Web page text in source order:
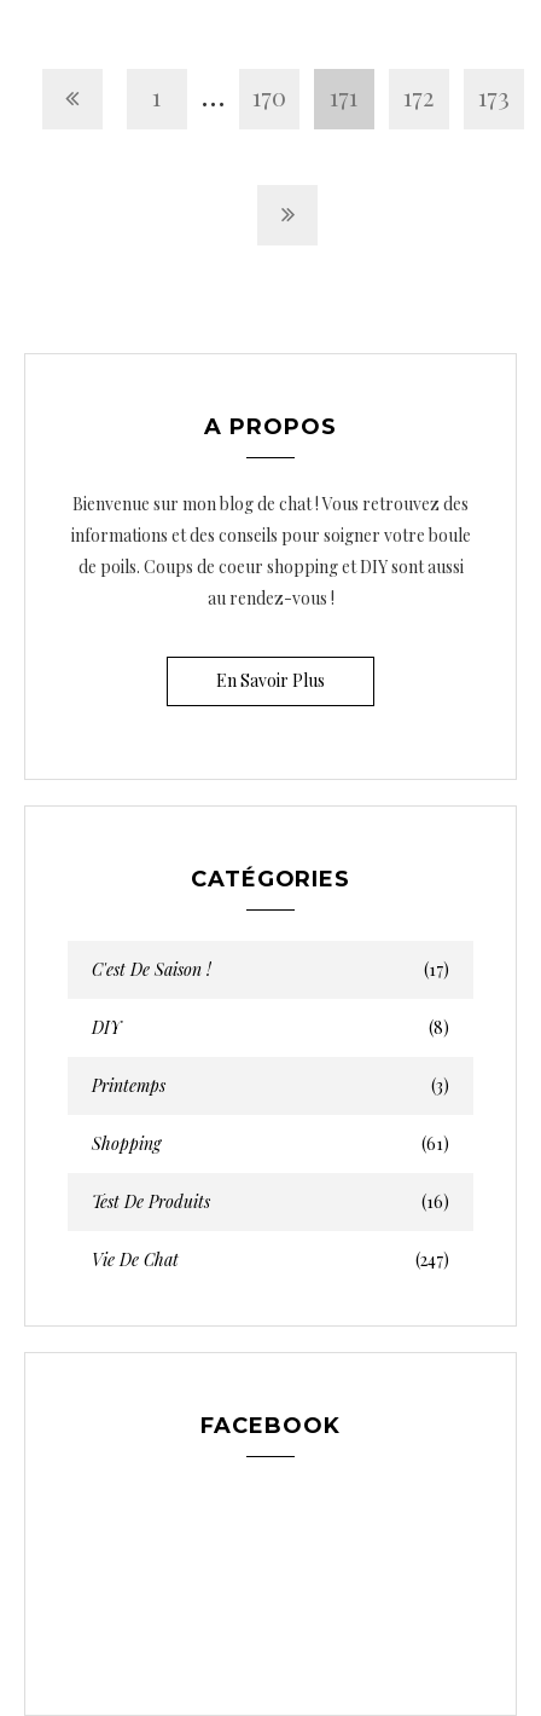
1 … 170 171 172 173
A PROPOS
Bienvenue sur mon blog de chat ! Vous retrouvez des
informations et des conseils pour soigner votre boule
de poils. Coups de coeur shopping et DIY sont aussi
au rendez-vous !
En Savoir Plus
CATÉGORIES
C'est De Saison ! (17)
DIY (8)
Printemps (3)
Shopping (61)
Test De Produits (16)
Vie De Chat (247)
FACEBOOK